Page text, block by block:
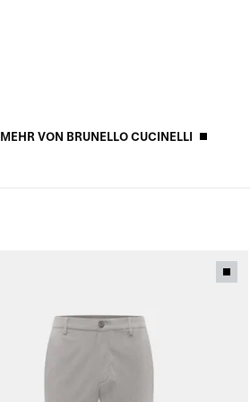
MEHR VON BRUNELLO CUCINELLI